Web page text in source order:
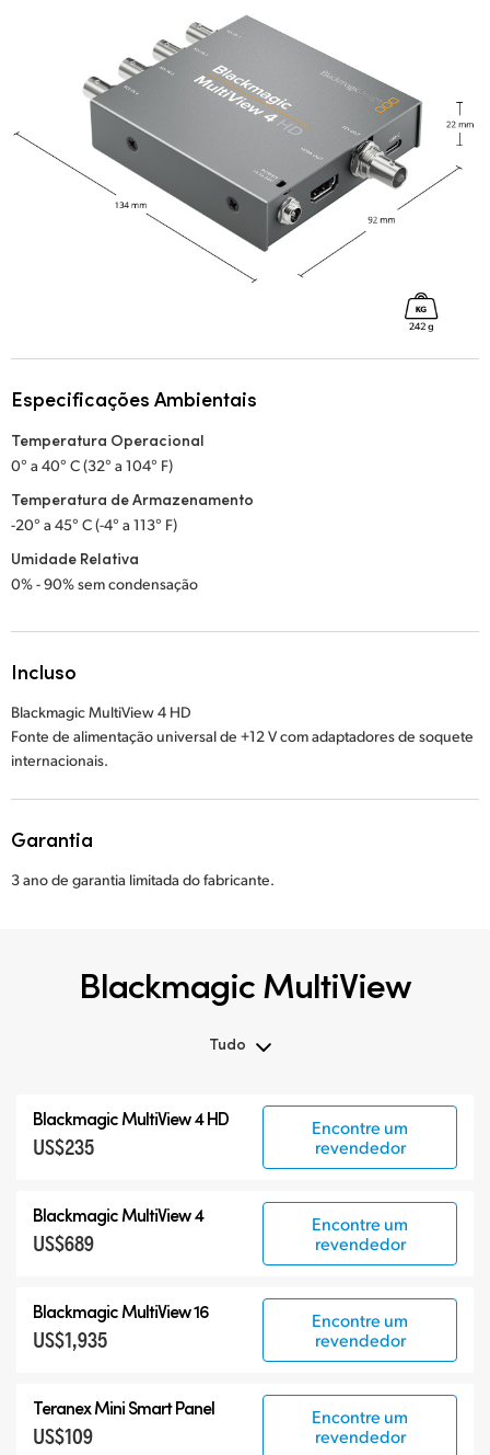
Especificações Ambientais
Temperatura Operacional
0° a 40° C (32° a 104° F)
Temperatura de Armazenamento
-20° a 45° C (-4° a 113° F)
Umidade Relativa
0% - 90% sem condensação
Incluso
Blackmagic MultiView 4 HD
Fonte de alimentação universal de +12 V com adaptadores de soquete
internacionais.
Garantia
3 ano de garantia limitada do fabricante.
Blackmagic MultiView
Tudo
Blackmagic MultiView
Acessórios
Blackmagic MultiView 4 HD
US$235
Encontre um
revendedor
Blackmagic MultiView 4
US$689
Encontre um
revendedor
Blackmagic MultiView 16
US$1,935
Encontre um
revendedor
Teranex Mini Smart Panel
US$109
Encontre um
revendedor